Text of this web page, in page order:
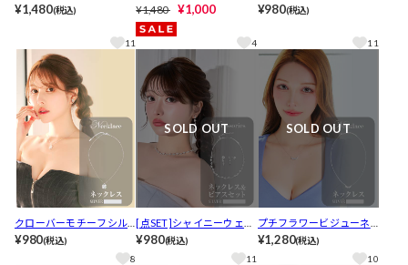
フラワーモチーフネック
¥1,480(税込)
11
T]ゴージャスドレープビ
ジューネックレス＆ピア
スセット[店内アクセ]
¥1,480 ¥1,000
4
ビジューネックレス＆ピ
¥980(税込)
11
クローバーモチーフシル
バービジューネックレス
¥980(税込)
8
SOLD OUT
[点SET]シャイニーウェー
ブビジューネックレス＆
ピアスセット[店内アクセ]
¥980(税込)
11
SOLD OUT
プチフラワービジューネ
ックレス[店内アクセ]
¥1,280(税込)
10